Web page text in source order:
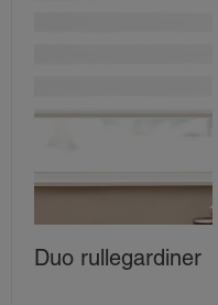
Duo rullegardiner